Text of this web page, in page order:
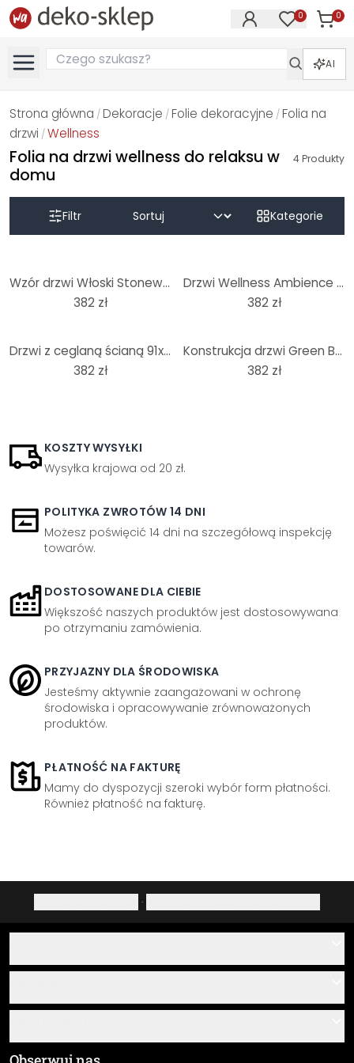
0 0
AI
Strona główna / Dekoracje / Folie dekoracyjne / Folia na
drzwi /Wellness
Folia na drzwi wellness do relaksu w
domu
4Produkty
Filtr Kategorie
Wzór drzwi Włoski Stonewall 91x200 cm
382 zł
Drzwi Wellness Ambience o wymiarach 91x200 cm
382 zł
Drzwi z ceglaną ścianą 91x200 cm
382 zł
Konstrukcja drzwi Green Buddha 91x200 cm
382 zł
KOSZTY WYSYŁKI
Wysyłka krajowa od 20 zł.
POLITYKA ZWROTÓW 14 DNI
Możesz poświęcić 14 dni na szczegółową inspekcję
towarów.
DOSTOSOWANE DLA CIEBIE
Większość naszych produktów jest dostosowywana
po otrzymaniu zamówienia.
PRZYJAZNY DLA ŚRODOWISKA
Jesteśmy aktywnie zaangażowani w ochronę
środowiska i opracowywanie zrównoważonych
produktów.
PŁATNOŚĆ NA FAKTURĘ
Mamy do dyspozycji szeroki wybór form płatności.
Również płatność na fakturę.
·
O nas
Przegląd materiałów
Ogólne Warunki Handlowe (OWH)